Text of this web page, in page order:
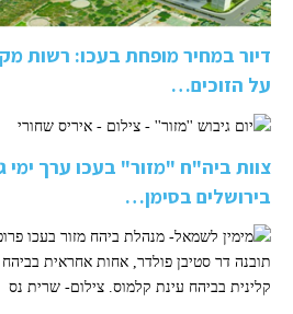
דיור במחיר מופחת בעכו: רשות
על הזוכים…
צוות ביה"ח "מזור" בעכו ערך ימי
בירושלים בסימן…